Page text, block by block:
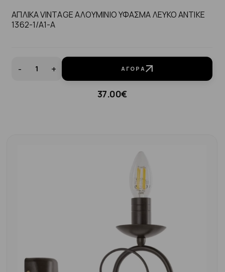
ΑΠΛΙΚΑ VINTAGE ΑΛΟΥΜΙΝΙΟ ΥΦΑΣΜΑ ΛΕΥΚΟ ΑΝΤΙΚΕ
1362-1/Α1-Α
- + ΑΓΟΡΆ
37.00€